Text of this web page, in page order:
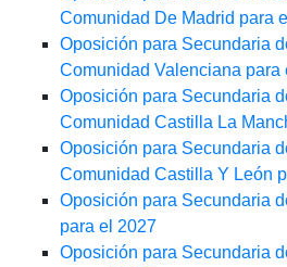
Comunidad De Madrid para
Oposición para Secundaria
Comunidad Valenciana para
Oposición para Secundaria
Comunidad Castilla La
Oposición para Secundaria
Comunidad Castilla Y León
Oposición para Secundaria
para el 2027
Oposición para Secundaria